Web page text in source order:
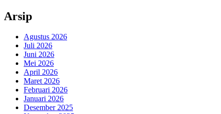
Arsip
Agustus 2026
Juli 2026
Juni 2026
Mei 2026
April 2026
Maret 2026
Februari 2026
Januari 2026
Desember 2025